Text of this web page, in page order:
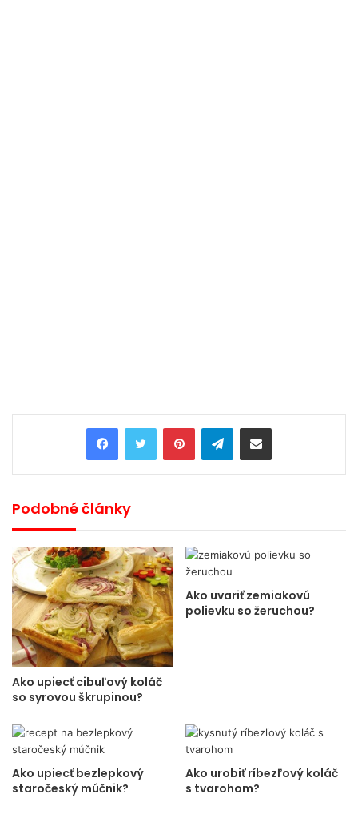
PinterestTelegramShare via Email
Podobné články
Ako upiecť cibuľový koláč
so syrovou škrupinou?
Ako uvariť zemiakovú
polievku so žeruchou?
Ako upiecť bezlepkový
staročeský múčnik?
Ako urobiť ríbezľový koláč
s tvarohom?